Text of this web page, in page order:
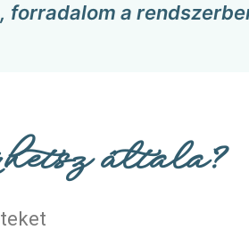
forradalom a
általa?